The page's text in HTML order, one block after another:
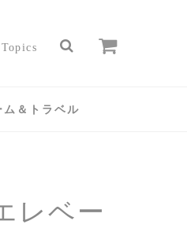
Topics
ム＆トラベル
レベー